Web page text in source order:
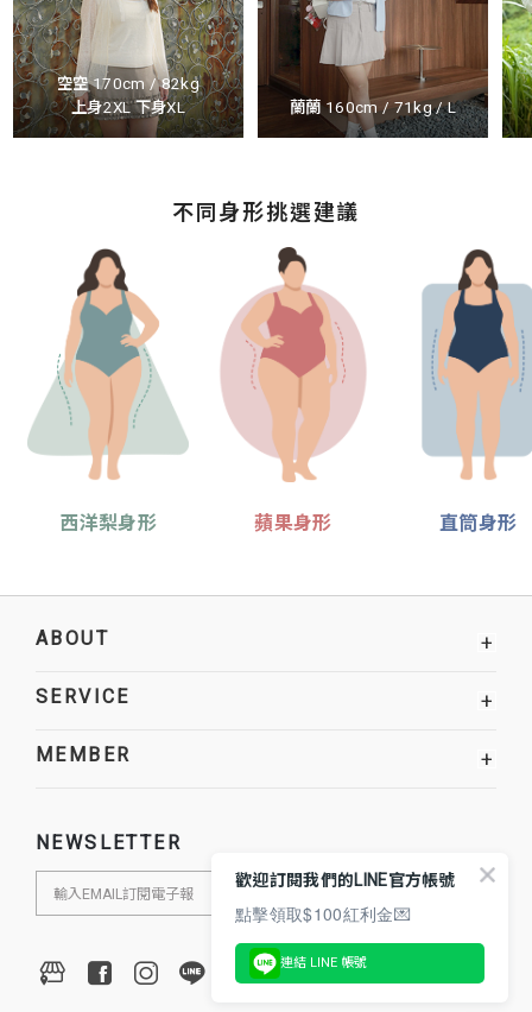
空空 170cm / 82kg
上身2XL 下身XL
蘭蘭 160cm / 71kg / L
不同身形挑選建議
西洋梨身形 蘋果身形 直筒身形
ABOUT +
SERVICE +
MEMBER +
NEWSLETTER
歡迎訂閱我們的LINE官方帳號
點擊領取$100紅利金💌
連結 LINE 帳號